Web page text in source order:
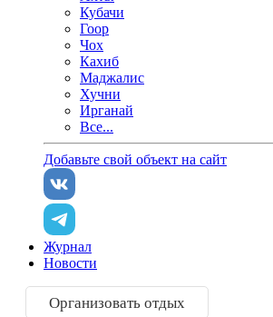
Кубачи
Гоор
Чох
Кахиб
Маджалис
Хучни
Ирганай
Все...
Добавьте свой объект на сайт
Журнал
Новости
Организовать отдых